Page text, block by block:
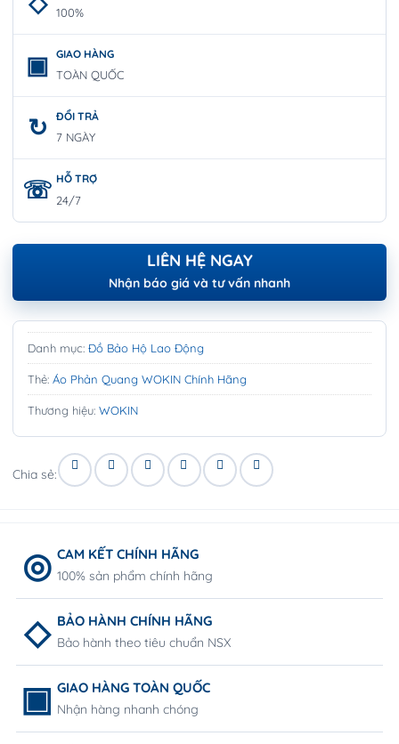
100%
GIAO HÀNG
TOÀN QUỐC
ĐỔI TRẢ
7 NGÀY
HỖ TRỢ
24/7
LIÊN HỆ NGAY
Nhận báo giá và tư vấn nhanh
Danh mục: Đồ Bảo Hộ Lao Động
Thẻ: Áo Phản Quang WOKIN Chính Hãng
Thương hiệu: WOKIN
Chia sẻ:
CAM KẾT CHÍNH HÃNG
100% sản phẩm chính hãng
BẢO HÀNH CHÍNH HÃNG
Bảo hành theo tiêu chuẩn NSX
GIAO HÀNG TOÀN QUỐC
Nhận hàng nhanh chóng